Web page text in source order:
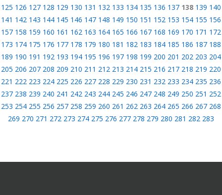
125 126 127 128 129 130 131 132 133 134 135 136 137 138 139 140
141 142 143 144 145 146 147 148 149 150 151 152 153 154 155 156
157 158 159 160 161 162 163 164 165 166 167 168 169 170 171 172
173 174 175 176 177 178 179 180 181 182 183 184 185 186 187 188
189 190 191 192 193 194 195 196 197 198 199 200 201 202 203 204
205 206 207 208 209 210 211 212 213 214 215 216 217 218 219 220
221 222 223 224 225 226 227 228 229 230 231 232 233 234 235 236
237 238 239 240 241 242 243 244 245 246 247 248 249 250 251 252
253 254 255 256 257 258 259 260 261 262 263 264 265 266 267 268
269 270 271 272 273 274 275 276 277 278 279 280 281 282 283